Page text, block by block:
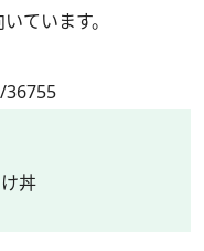
ています。
丼